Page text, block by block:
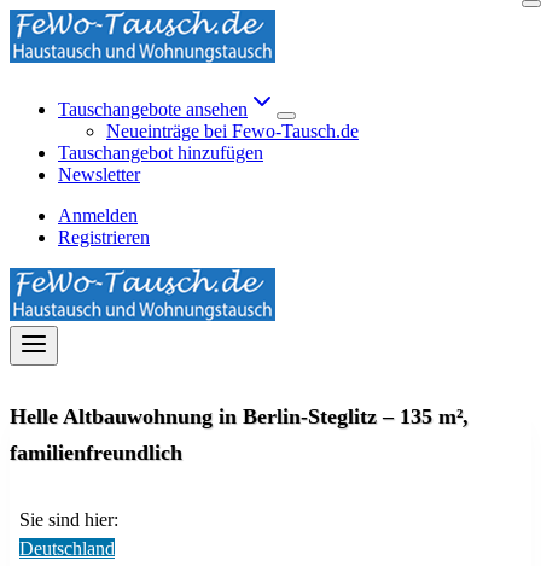
Zum
Inhalt
springen
Tauschangebote ansehen
Neueinträge bei Fewo-Tausch.de
Tauschangebot hinzufügen
Newsletter
Anmelden
Registrieren
Helle Altbauwohnung in Berlin-Steglitz – 135 m²,
familienfreundlich
Sie sind hier:
Deutschland